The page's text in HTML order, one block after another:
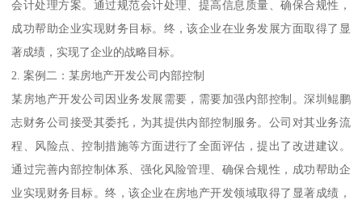
会计处理方案。通过规范会计处理、提高信息质量、确保合规性，
成功帮助企业实现财务目标。终，该企业在业务发展方面取得了显
著成绩，实现了企业的战略目标。
2. 案例二：某房地产开发公司内部控制
某房地产开发公司因业务发展需要，需要加强内部控制。深圳鲲鹏
志财务公司接受其委托，为其提供内部控制服务。公司对其业务流
程、风险点、控制措施等方面进行了全面评估，提出了改进建议。
通过完善内部控制体系、强化风险管理、确保合规性，成功帮助企
业实现财务目标。终，该企业在房地产开发领域取得了显著成绩，